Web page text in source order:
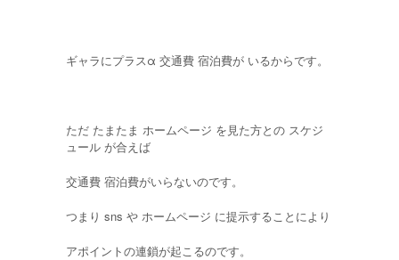
ギャラにプラスα 交通費 宿泊費が いるからです。
ただ たまたま ホームページ を見た方との スケジ
ュール が合えば
交通費 宿泊費がいらないのです。
つまり sns や ホームページ に提示することにより
アポイントの連鎖が起こるのです。